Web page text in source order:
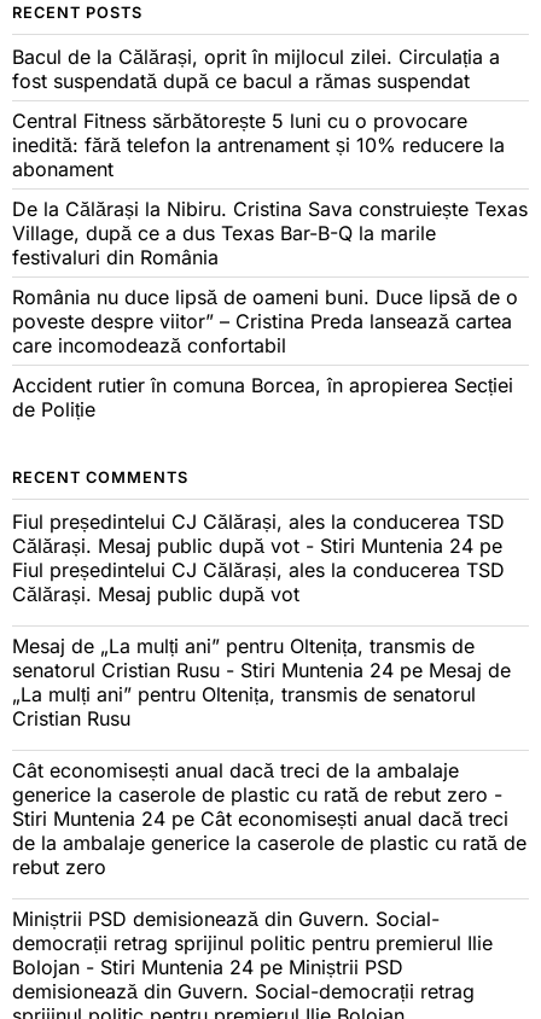
RECENT POSTS
Bacul de la Călărași, oprit în mijlocul zilei. Circulația a
fost suspendată după ce bacul a rămas suspendat
Central Fitness sărbătorește 5 luni cu o provocare
inedită: fără telefon la antrenament și 10% reducere la
abonament
De la Călărași la Nibiru. Cristina Sava construiește Texas
Village, după ce a dus Texas Bar-B-Q la marile
festivaluri din România
România nu duce lipsă de oameni buni. Duce lipsă de o
poveste despre viitor” – Cristina Preda lansează cartea
care incomodează confortabil
Accident rutier în comuna Borcea, în apropierea Secției
de Poliție
RECENT COMMENTS
Fiul președintelui CJ Călărași, ales la conducerea TSD
Călărași. Mesaj public după vot - Stiri Muntenia 24 pe
Fiul președintelui CJ Călărași, ales la conducerea TSD
Călărași. Mesaj public după vot
Mesaj de „La mulți ani” pentru Oltenița, transmis de
senatorul Cristian Rusu - Stiri Muntenia 24 pe Mesaj de
„La mulți ani” pentru Oltenița, transmis de senatorul
Cristian Rusu
Cât economisești anual dacă treci de la ambalaje
generice la caserole de plastic cu rată de rebut zero -
Stiri Muntenia 24 pe Cât economisești anual dacă treci
de la ambalaje generice la caserole de plastic cu rată de
rebut zero
Miniștrii PSD demisionează din Guvern. Social-
democrații retrag sprijinul politic pentru premierul Ilie
Bolojan - Stiri Muntenia 24 pe Miniștrii PSD
demisionează din Guvern. Social-democrații retrag